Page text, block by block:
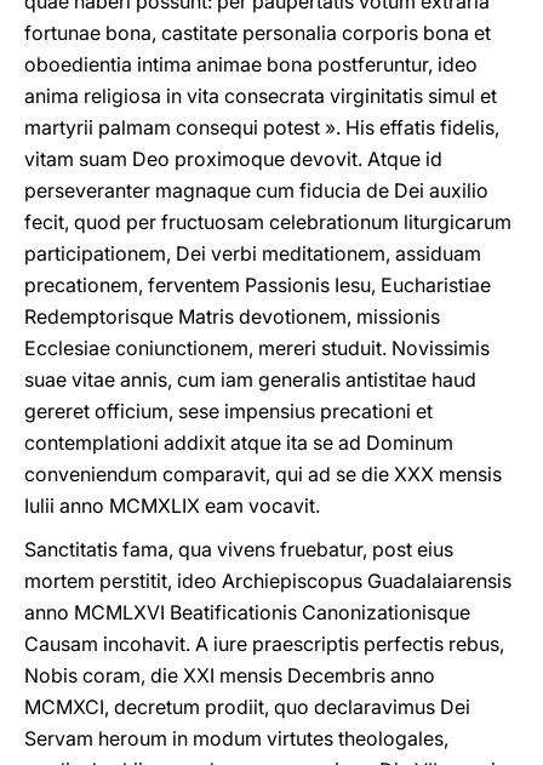
fortunae bona, castitate personalia corporis bona et
oboedientia intima animae bona postferuntur, ideo
anima religiosa in vita consecrata virginitatis simul et
martyrii palmam consequi potest ». His effatis fidelis,
vitam suam Deo proximoque devovit. Atque id
perseveranter magnaque cum fiducia de Dei auxilio
fecit, quod per fructuosam celebrationum liturgicarum
participationem, Dei verbi meditationem, assiduam
precationem, ferventem Passionis Iesu, Eucharistiae
Redemptorisque Matris devotionem, missionis
Ecclesiae coniunctionem, mereri studuit. Novissimis
suae vitae annis, cum iam generalis antistitae haud
gereret officium, sese impensius precationi et
contemplationi addixit atque ita se ad Dominum
conveniendum comparavit, qui ad se die XXX mensis
Iulii anno MCMXLIX eam vocavit.
Sanctitatis fama, qua vivens fruebatur, post eius
mortem perstitit, ideo Archiepiscopus Guadalaiarensis
anno MCMLXVI Beatificationis Canonizationisque
Causam incohavit. A iure praescriptis perfectis rebus,
Nobis coram, die XXI mensis Decembris anno
MCMXCI, decretum prodiit, quo declaravimus Dei
Servam heroum in modum virtutes theologales,